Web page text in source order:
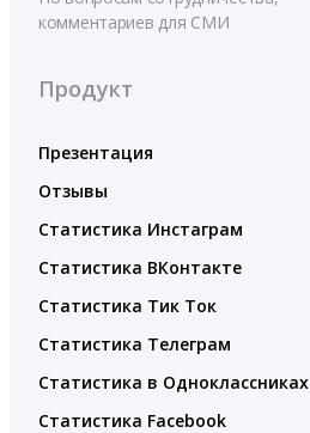
комментариев для СМИ
Продукт
Презентация
Отзывы
Статистика Инстаграм
Статистика ВКонтакте
Статистика Тик Ток
Статистика Телеграм
Статистика в Одноклассниках
Статистика Facebook